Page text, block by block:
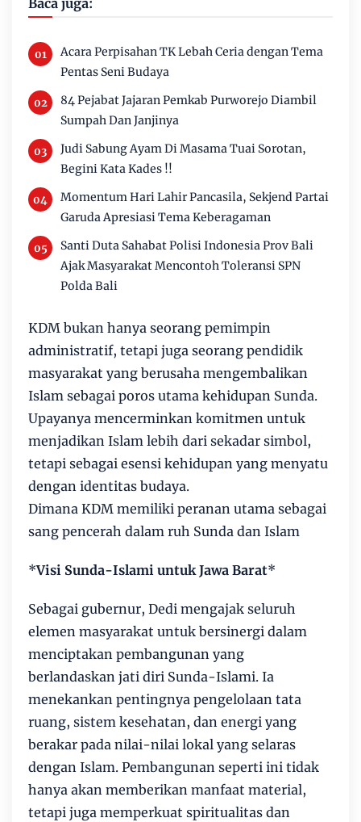
Baca juga:
Acara Perpisahan TK Lebah Ceria dengan Tema
Pentas Seni Budaya
84 Pejabat Jajaran Pemkab Purworejo Diambil
Sumpah Dan Janjinya
Judi Sabung Ayam Di Masama Tuai Sorotan,
Begini Kata Kades !!
Momentum Hari Lahir Pancasila, Sekjend Partai
Garuda Apresiasi Tema Keberagaman
Santi Duta Sahabat Polisi Indonesia Prov Bali
Ajak Masyarakat Mencontoh Toleransi SPN
Polda Bali
KDM bukan hanya seorang pemimpin
administratif, tetapi juga seorang pendidik
masyarakat yang berusaha mengembalikan
Islam sebagai poros utama kehidupan Sunda.
Upayanya mencerminkan komitmen untuk
menjadikan Islam lebih dari sekadar simbol,
tetapi sebagai esensi kehidupan yang menyatu
dengan identitas budaya.
Dimana KDM memiliki peranan utama sebagai
sang pencerah dalam ruh Sunda dan Islam
*Visi Sunda-Islami untuk Jawa Barat*
Sebagai gubernur, Dedi mengajak seluruh
elemen masyarakat untuk bersinergi dalam
menciptakan pembangunan yang
berlandaskan jati diri Sunda-Islami. Ia
menekankan pentingnya pengelolaan tata
ruang, sistem kesehatan, dan energi yang
berakar pada nilai-nilai lokal yang selaras
dengan Islam. Pembangunan seperti ini tidak
hanya akan memberikan manfaat material,
tetapi juga memperkuat spiritualitas dan